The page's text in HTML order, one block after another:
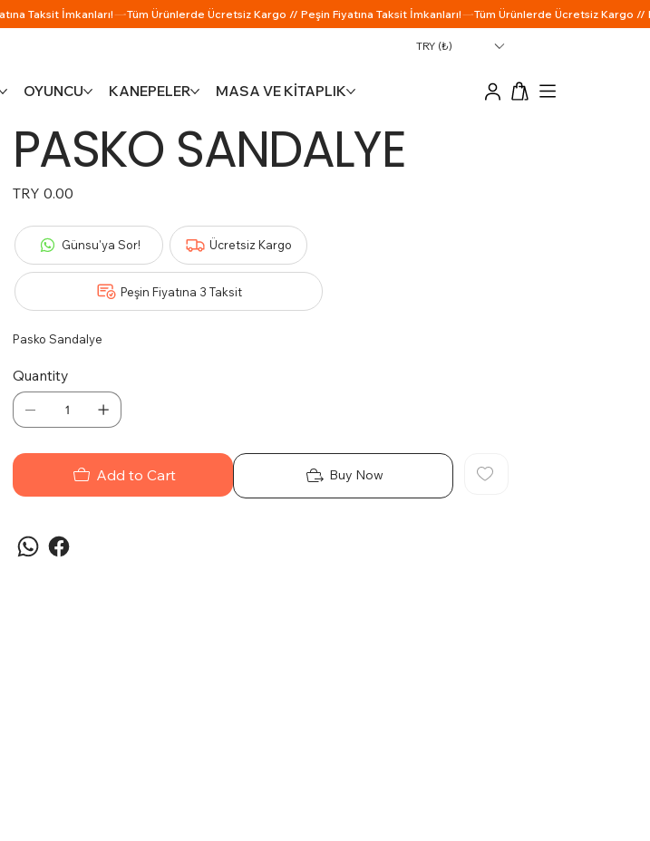
OYUNCU KANEPELER MASA VE KİTAPLIK
TRY (₺)
PASKO SANDALYE
Price
TRY 0.00
Günsu'ya Sor!
Peşin Fiyatına 3 Taksit
Ücretsiz Kargo
Pasko Sandalye
Quantity
Add to Cart Buy Now